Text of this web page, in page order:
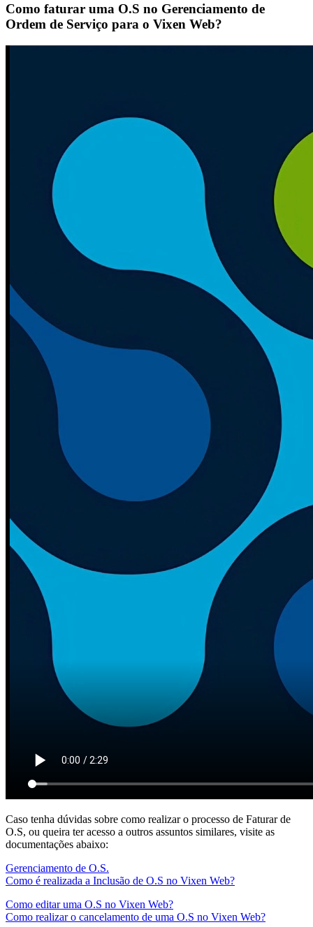
Como faturar uma O.S no Gerenciamento de
Ordem de Serviço para o Vixen Web?
Caso tenha dúvidas sobre como realizar o processo de Faturar de
O.S, ou queira ter acesso a outros assuntos similares, visite as
documentações abaixo:
Gerenciamento de O.S.
Como é realizada a Inclusão de O.S no Vixen Web?
Como editar uma O.S no Vixen Web?
Como realizar o cancelamento de uma O.S no Vixen Web?